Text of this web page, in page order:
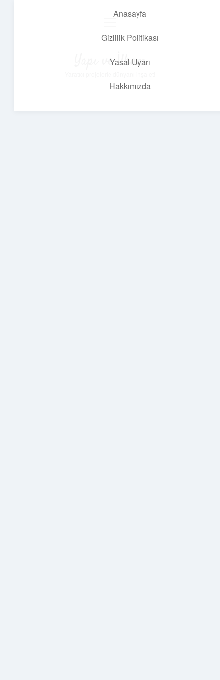
Anasayfa
Gizlilik Politikası
Yasal Uyarı
Hakkımızda
Yapı ve İlham